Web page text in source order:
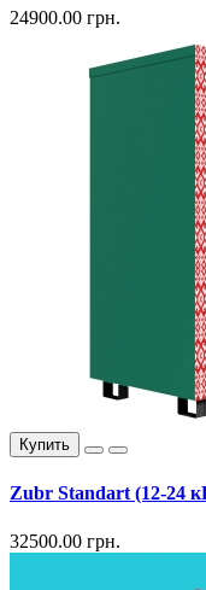
24900.00 грн.
Купить
Zubr Standart (12-24
32500.00 грн.